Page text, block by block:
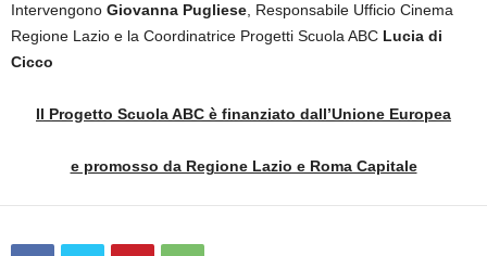
Intervengono Giovanna Pugliese , Responsabile Ufficio Cinema
Regione Lazio e la Coordinatrice Progetti Scuola ABC Lucia di
Cicco
Il Progetto Scuola ABC è finanziato dall’Unione Europea
e promosso da Regione Lazio e Roma Capitale